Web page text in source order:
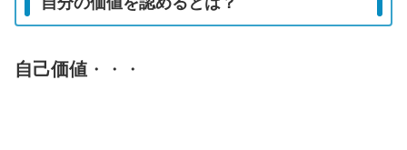
自己価値 ・・・